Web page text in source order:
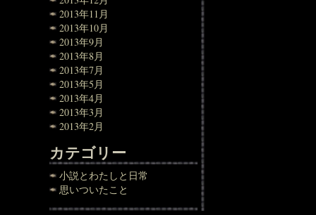
2013年11月
2013年10月
2013年9月
2013年8月
2013年7月
2013年5月
2013年4月
2013年3月
2013年2月
カテゴリー
小説とわたしと日常
思いついたこと